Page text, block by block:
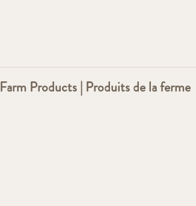
Farm Products | Produits de la ferme